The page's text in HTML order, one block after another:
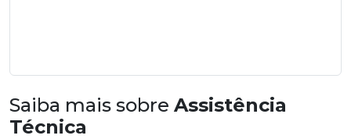
Saiba mais sobre Assistência
Técnica